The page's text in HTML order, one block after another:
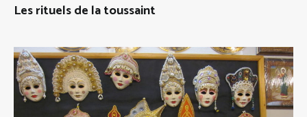
Les rituels de la toussaint